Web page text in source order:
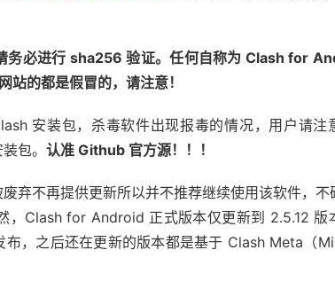
务必进行 sha256 验证。任何自称为 Clash for
的都是假冒的，请注意！
安装包，杀毒软件出现报毒的情况，用户请注
包。 认准 Github 官方源！！！
弃不再提供更新所以并不推荐继续使用该软件，不
，Clash for Android 正式版本仅更新到 2.5.12 版
，之后还在更新的版本都是基于 Clash Meta（